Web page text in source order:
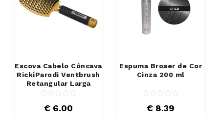
Escova Cabelo Côncava
RickiParodi Ventbrush
Retangular Larga
€ 6.00
Espuma Broaer de Cor
Cinza 200 ml
€ 8.39